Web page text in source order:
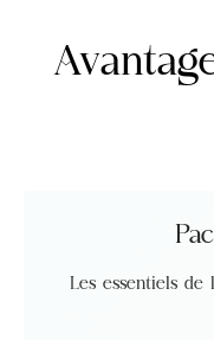
Les essentiels de